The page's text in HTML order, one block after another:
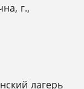
г.,
лагерь